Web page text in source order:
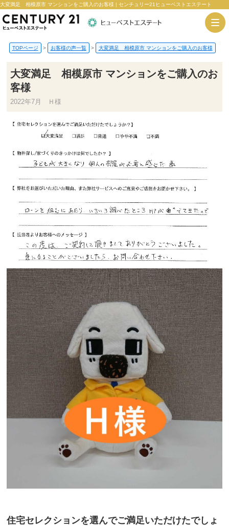
大変満足 相模原市 マンションをご購入のお客様 | センチュリー21ヒューベストエステート
TOPページ > お客様の声一覧 > 大変満足 相模原市 マンションをご購入のお客様
大変満足 相模原市 マンションをご購入のお
客様
2022年7月 Ｈ様
住宅セレクションを選んでご満足いただけたでしょ